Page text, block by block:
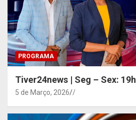
PROGRAMA
Tiver24news | Seg – Sex: 19h
5 de Março, 2026 /